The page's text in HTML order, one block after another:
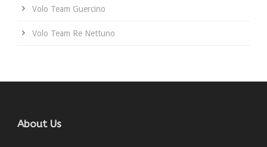
Volo Team Guercino
Volo Team Re Nettuno
About Us